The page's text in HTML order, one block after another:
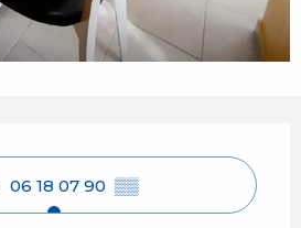
06 18 07 90 ▒▒